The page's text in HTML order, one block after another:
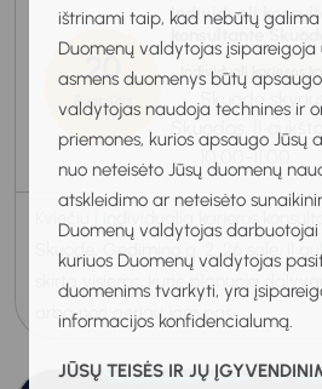
ištrinami taip, kad nebūtų
Duomenų valdytojas įsipareigoja
asmens duomenys būtų
valdytojas naudoja technines ir
priemones, kurios apsaugo Jūsų
nuo neteisėto Jūsų duomenų
atskleidimo ar neteisėto
Duomenų valdytojas darbuotojai
kuriuos Duomenų valdytojas
duomenims tvarkyti, yra
informacijos konfidencialumą.
JŪSŲ TEISĖS IR JŲ
20
Rugpjūtis
2026
Individuali
konsultante
Individuali karjeros
Skuodo
Skuodas, II
10:00-11:00
Kviečiu į individualią karjeros
Skuode, Gedimino g. 2, 26 salė, II
skirta visiems, kurie planuoja
arba nori geriau jam pas...